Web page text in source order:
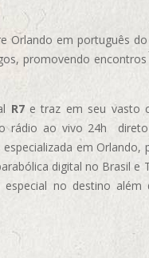
Orlando em português
promovendo
R7e traz em seu vasto
rádio ao vivo 24h
em Orlando,
digital no Brasil e
no destino além